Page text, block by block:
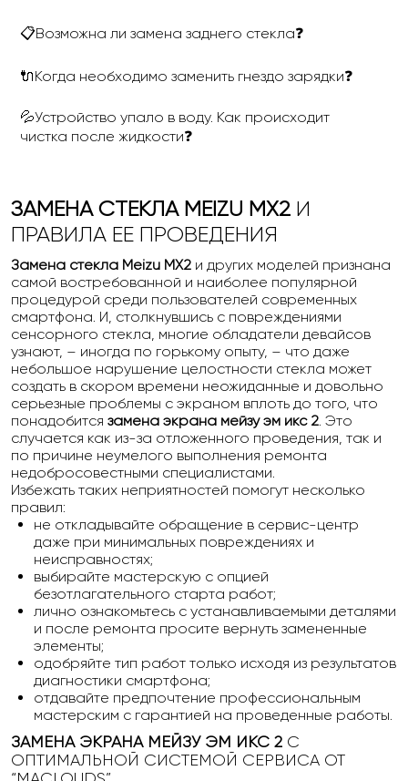
📋Возможна ли замена заднего стекла❓
🔌Когда необходимо заменить гнездо зарядки❓
💦Устройство упало в воду. Как происходит
чистка после жидкости❓
ЗАМЕНА СТЕКЛА MEIZU MX2 И
ПРАВИЛА ЕЕ ПРОВЕДЕНИЯ
Замена стекла Meizu MX2 и других моделей признана
самой востребованной и наиболее популярной
процедурой среди пользователей современных
смартфона. И, столкнувшись с повреждениями
сенсорного стекла, многие обладатели девайсов
узнают, – иногда по горькому опыту, – что даже
небольшое нарушение целостности стекла может
создать в скором времени неожиданные и довольно
серьезные проблемы с экраном вплоть до того, что
понадобится замена экрана мейзу эм икс 2. Это
случается как из-за отложенного проведения, так и
по причине неумелого выполнения ремонта
недобросовестными специалистами.
Избежать таких неприятностей помогут несколько
правил:
не откладывайте обращение в сервис-центр
даже при минимальных повреждениях и
неисправностях;
выбирайте мастерскую с опцией
безотлагательного старта работ;
лично ознакомьтесь с устанавливаемыми деталями
и после ремонта просите вернуть замененные
элементы;
одобряйте тип работ только исходя из результатов
диагностики смартфона;
отдавайте предпочтение профессиональным
мастерским с гарантией на проведенные работы.
ЗАМЕНА ЭКРАНА МЕЙЗУ ЭМ ИКС 2 С
ОПТИМАЛЬНОЙ СИСТЕМОЙ СЕРВИСА ОТ